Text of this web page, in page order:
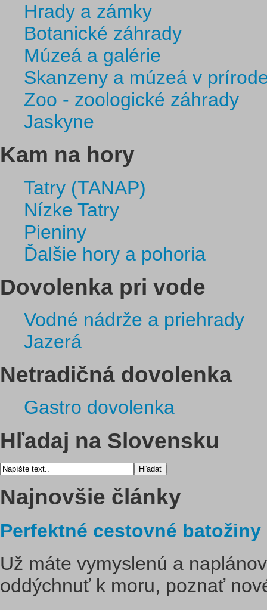
Hrady a zámky
Botanické záhrady
Múzeá a galérie
Skanzeny a múzeá v
Zoo - zoologické záhrady
Jaskyne
Kam na hory
Tatry (TANAP)
Nízke Tatry
Pieniny
Ďalšie hory a pohoria
Dovolenka pri vode
Vodné nádrže a priehrady
Jazerá
Netradičná dovolenka
Gastro dovolenka
Hľadaj na Slovensku
Najnovšie články
Perfektné cestovné
Už máte vymyslenú a
oddýchnuť k moru, poznať